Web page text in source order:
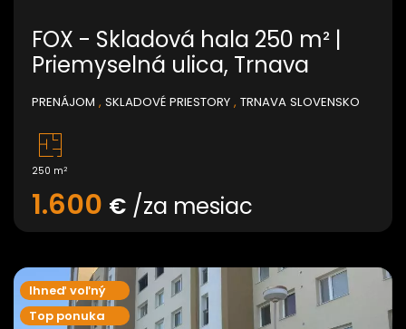
FOX - Skladová hala 250 m² |
Priemyselná ulica, Trnava
PRENÁJOM , SKLADOVÉ PRIESTORY , TRNAVA SLOVENSKO
250 m2
1.600 € /za mesiac
Ihneď voľný
Top ponuka